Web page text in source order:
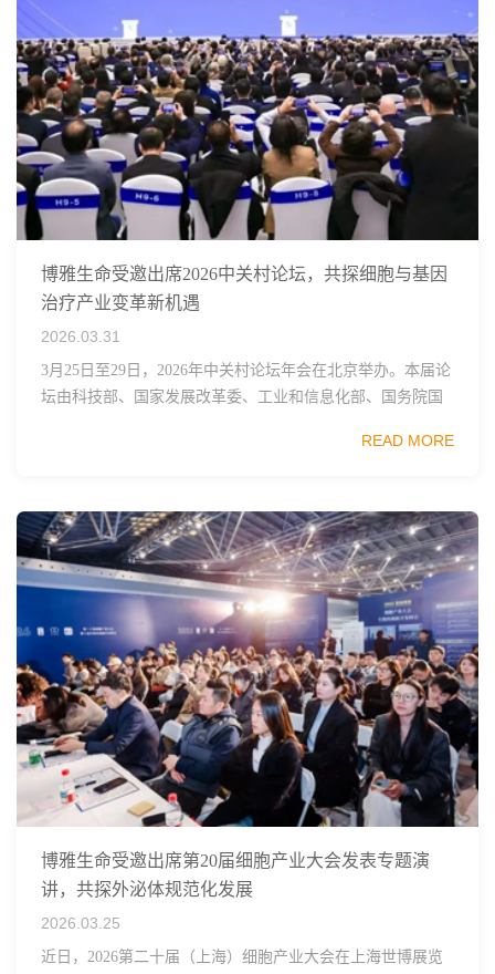
博雅生命受邀出席2026中关村论坛，共探细胞与基因
治疗产业变革新机遇
2026.03.31
3月25日至29日，2026年中关村论坛年会在北京举办。本届论
坛由科技部、国家发展改革委、工业和信息化部、国务院国
READ MORE
博雅生命受邀出席第20届细胞产业大会发表专题演
讲，共探外泌体规范化发展
2026.03.25
近日，2026第二十届（上海）细胞产业大会在上海世博展览